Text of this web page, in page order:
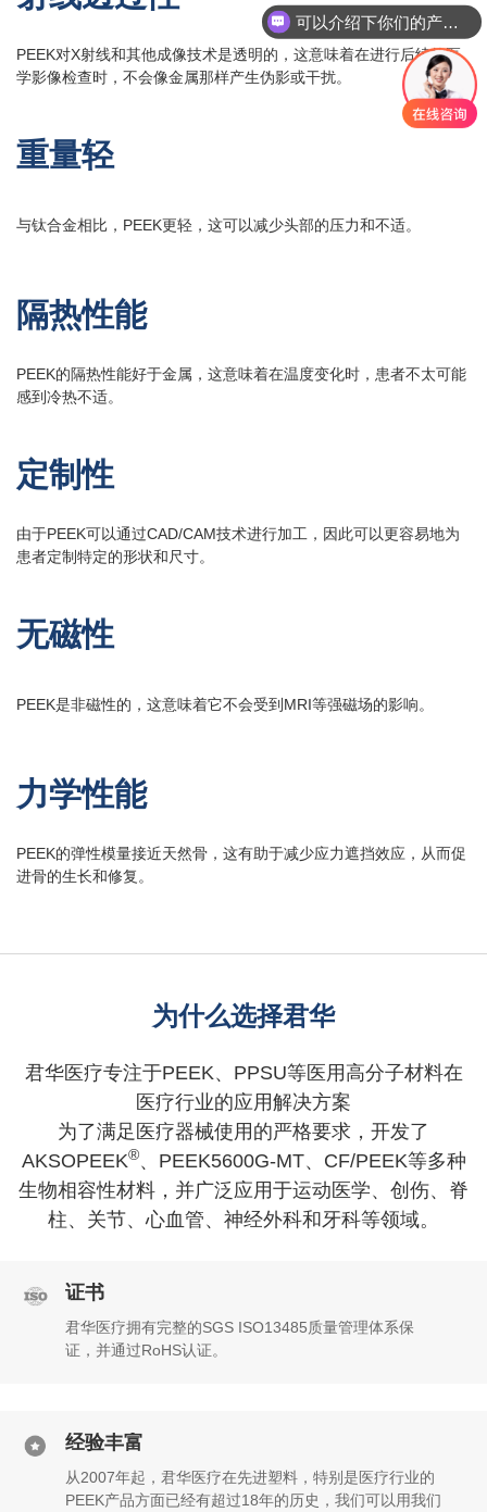
PEEK对X射线和其他成像技术是透明的，这意味着在进行后续的医
学影像检查时，不会像金属那样产生伪影或干扰。
重量轻
与钛合金相比，PEEK更轻，这可以减少头部的压力和不适。
隔热性能
PEEK的隔热性能好于金属，这意味着在温度变化时，患者不太可能
感到冷热不适。
定制性
由于PEEK可以通过CAD/CAM技术进行加工，因此可以更容易地为
患者定制特定的形状和尺寸。
无磁性
PEEK是非磁性的，这意味着它不会受到MRI等强磁场的影响。
力学性能
PEEK的弹性模量接近天然骨，这有助于减少应力遮挡效应，从而促
进骨的生长和修复。
为什么选择君华
君华医疗专注于PEEK、PPSU等医用高分子材料在
医疗行业的应用解决方案
为了满足医疗器械使用的严格要求，开发了
AKSOPEEK®、PEEK5600G-MT、CF/PEEK等多种
生物相容性材料，并广泛应用于运动医学、创伤、脊
柱、关节、心血管、神经外科和牙科等领域。
证书
君华医疗拥有完整的SGS ISO13485质量管理体系保
证，并通过RoHS认证。
经验丰富
从2007年起，君华医疗在先进塑料，特别是医疗行业的
PEEK产品方面已经有超过18年的历史，我们可以用我们
你们是怎么收费的呢